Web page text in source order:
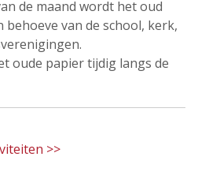
de maand wordt het oud
van de school, kerk,
oude papier tijdig langs de
>>